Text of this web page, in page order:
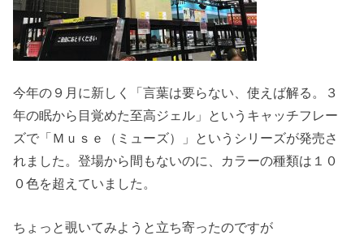
今年の９月に新しく「言葉は要らない、使えば解る。３
年の眠から目覚めた至高ジェル」というキャッチフレー
ズで「Ｍｕｓｅ（ミューズ）」というシリーズが発売さ
れました。登場から間もないのに、カラーの種類は１０
０色を超えていました。
ちょっと覗いてみようと立ち寄ったのですが